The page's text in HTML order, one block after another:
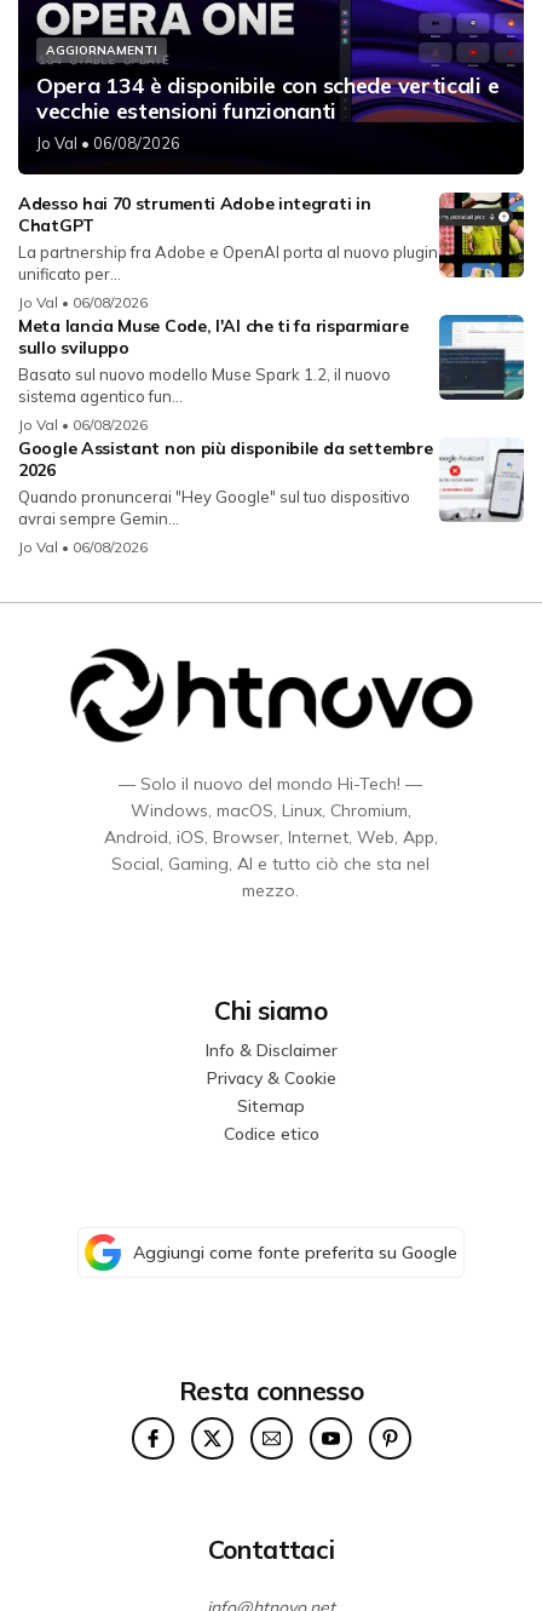
AGGIORNAMENTI
Opera 134 è disponibile con schede verticali e
vecchie estensioni funzionanti
Jo Val • 06/08/2026
Adesso hai 70 strumenti Adobe integrati in
ChatGPT
La partnership fra Adobe e OpenAI porta al nuovo plugin
unificato per...
Jo Val • 06/08/2026
Meta lancia Muse Code, l'AI che ti fa risparmiare
sullo sviluppo
Basato sul nuovo modello Muse Spark 1.2, il nuovo
sistema agentico fun...
Jo Val • 06/08/2026
Google Assistant non più disponibile da settembre
2026
Quando pronuncerai "Hey Google" sul tuo dispositivo
avrai sempre Gemin...
Jo Val • 06/08/2026
— Solo il nuovo del mondo Hi-Tech! —
Windows, macOS, Linux, Chromium,
Android, iOS, Browser, Internet, Web, App,
Social, Gaming, AI e tutto ciò che sta nel
mezzo.
Chi siamo
Info & Disclaimer
Privacy & Cookie
Sitemap
Codice etico
Aggiungi come fonte preferita su Google
Resta connesso
Contattaci